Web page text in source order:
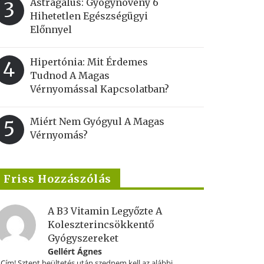
3
Hihetetlen Egészségügyi
Előnnyel
4
Hipertónia: Mit Érdemes
Tudnod A Magas
Vérnyomással Kapcsolatban?
5
Miért Nem Gyógyul A Magas
Vérnyomás?
Friss Hozzászólás
A B3 Vitamin Legyőzte A
Koleszterincsökkentő
Gyógyszereket
Gellért Ágnes